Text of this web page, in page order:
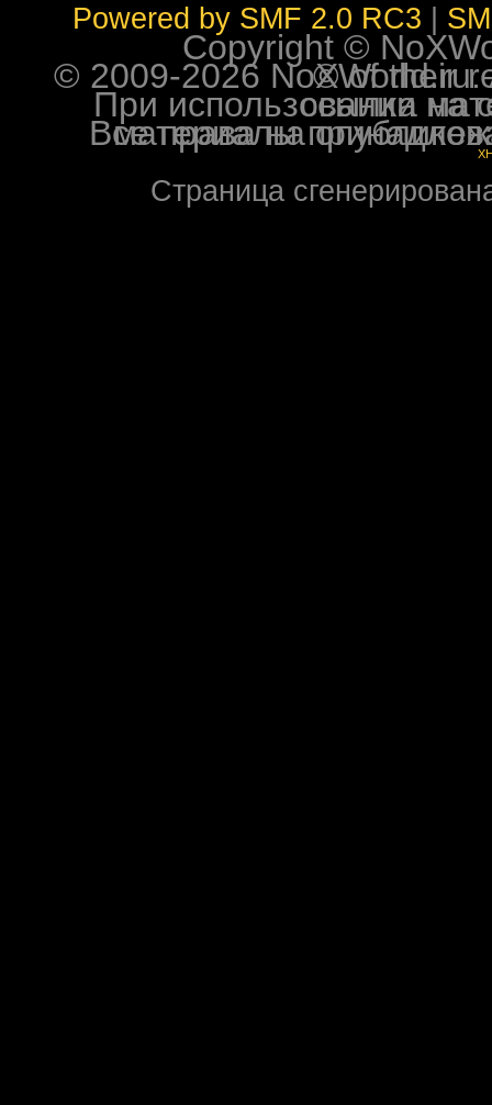
Powered by SMF 2.0 RC3
Copyright ©
© 2009-2026 NoXWorld.ru. All
При использовании
Все права на опубликованные на форуме
Страница